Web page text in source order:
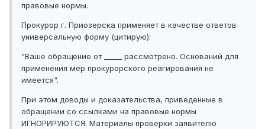
правовые нормы.
Прокурор г. Приозерска применяет в качестве ответов
универсальную форму (цитирую):
"Ваше обращение от _____ рассмотрено. Оснований для
применения мер прокурорского реагирования не
имеется".
При этом доводы и доказательства, приведенные в
обращении со ссылками на правовые нормы
ИГНОРИРУЮТСЯ. Материалы проверки заявителю